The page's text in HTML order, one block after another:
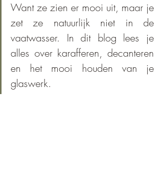
Want ze zien er mooi uit, maar je
zet ze natuurlijk niet in de
vaatwasser. In dit blog lees je
alles over karafferen, decanteren
en het mooi houden van je
glaswerk.